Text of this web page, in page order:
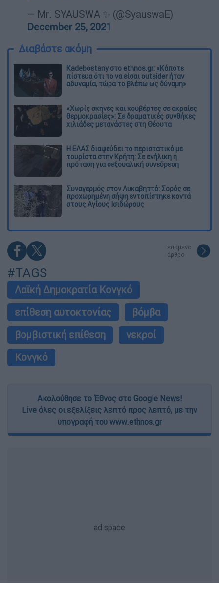
— Mr. SYAUSWA ✨ (@SyauswaE)
December 25, 2021
Διαβάστε ακόμη
Kadebostany στο ethnos.gr: «Κάποτε
πίστευα ότι το να είσαι outsider ήταν
αδυναμία, τώρα το βλέπω ως δύναμη»
«Χωρίς σκηνές και κουβέρτες σε ακραίες
θερμοκρασίες»: Σε δραματικές συνθήκες
χιλιάδες μετανάστες στη Θέουτα
Η ΕΛΑΣ διαψεύδει το περιστατικό με
τουρίστα στην Κρήτη: Σε ενήλικη η
πρόταση για σεξουαλική συνεύρεση
Συναγερμός στον Λυκαβηττό: Σορός σε
προχωρημένη σήψη εντοπίστηκε κοντά
στους Αγίους Ισιδώρους
επόμενο
άρθρο
#TAGS
Λαϊκή Δημοκρατία Κονγκό
επίθεση αυτοκτονίας
βόμβα
βομβιστική επίθεση
νεκροί
Κονγκό
Ακολούθησε το Έθνος στο Google News!
Live όλες οι εξελίξεις λεπτό προς λεπτό, με την
υπογραφή του www.ethnos.gr